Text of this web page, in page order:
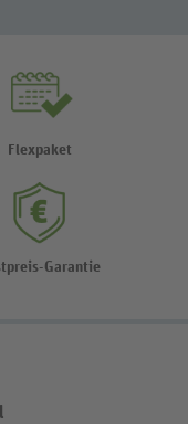
Flexpaket
Garantie